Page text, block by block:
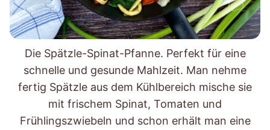
Die Spätzle-Spinat-Pfanne. Perfekt für eine
schnelle und gesunde Mahlzeit. Man nehme
fertig Spätzle aus dem Kühlbereich mische sie
mit frischem Spinat, Tomaten und
Frühlingszwiebeln und schon erhält man eine